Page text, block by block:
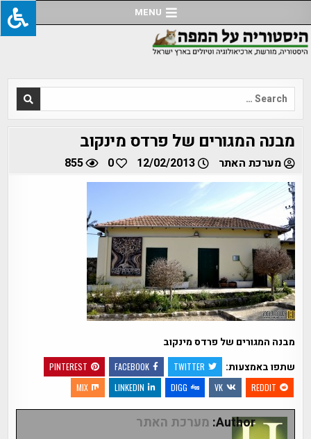
to
content
MENU
Search
for:
מבנה המגורים של פרדס מינקוב
מערכת האתר 12/02/2013
0
855
מבנה המגורים של פרדס מינקוב
שתפו באמצעות:
TWITTER
FACEBOOK
PINTEREST
REDDIT
VK
DIGG
LINKEDIN
MIX
Author: מערכת האתר